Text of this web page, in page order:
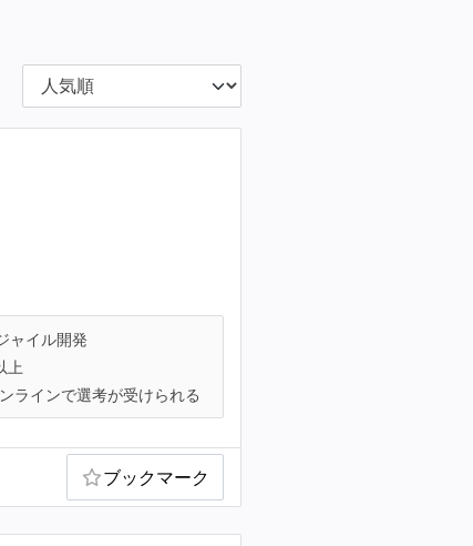
ャイル開発
上
ラインで選考が受けられる
ブックマーク